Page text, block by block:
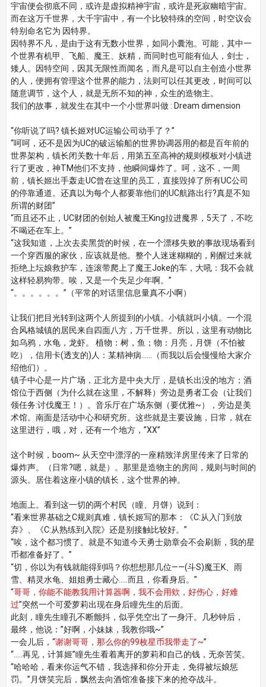
宇宙便会彻底不同，或许是虚拟精神宇宙，或许是死寂幽暗宇宙。
而在这万千世界，大千宇宙中，有一个比较特殊的空间，时空议会
特别命名它为 因特界。
因特界不凡，是由于这有无数小世界，如同小囊泡。可能，其中一
个世界有机甲、飞船、魔王、妖精，而同时也可能有仙人，剑士，
矮人。因特空间，因其无限性而闻名，而凡是可以自主创造小世界
的人，便拥有管理这个世界的能力，法则可以任其更改，时间可以
随意调节，这个人，就是无所不知的神，众生的造物主。
我们的故事，就发生在其中一个小世界叫做 : Dream dimension
“你听说了吗? 镇长姬对UC运输公司动手了？”
“呵呵，还不是因为UC的破运输船的世界协调器用的都是百年前的
世界架构，镇长闭关数十年后，用第五至高神的规则模板对小镇进
行了更改，神TM他们不支持，他瞬间爆炸了。呵，这不，一周
前，镇长姬出手轰走UC曾在这里的员工，直接毁掉了所有UC公司
的停靠通道。还真以为每个人都要靠他们的UC航路出行?真是不知
所谓的财团”
“而且还不止，UC财团的创始人被魔王King拉进魔界，5天了，不吃
不喝还在车上。”
“这我知道，上次去卖黑货的时候，在一个漂移失败的事故现场看到
一个穿西服的家伙，应该就是他。整个人迷迷糊糊的，刚醒过来就
拒绝上坛娘救护车，连滚带爬上了魔王Joke的车，大吼：我不会就
这样轻易狗带。唉，又是一个失足少年啊。”
“。。。。。。”（平常的对话里信息量真不小啊）
让我们把目光转到这两个人所提到的小镇。小镇就叫小镇。一个混
合风格城镇的居民来自四面八方，万千世界。所以，这里有动物比
如乌鸦，水龟，龙虾。 植物：树，鱼；物：月亮，月饼（不怕被
吃），信用卡(透支的)人：某精神病……（而我以后会慢慢给大家介
绍他们）。
镇子中心是一片广场，正北方是中央大厅，是镇长出没的地方；酒
馆位于西侧（为什么就在这里，不解释）旁边是勇者工会（让我们
领任务:讨伐魔王！）。音乐厅在广场东侧（要优雅~），旁边是美
术馆。南面是活动中心和研究所。这些就是主要设施，日常，就在
这里进行，哦，对，还有一个地方，”XX”
这个时候，boom~ 从天空中漂浮的一座精致洋房里传来了日常的
爆炸声。（日常?嗯，就是）。那里是造物主的房间，规则与时间的
源头。居住着这座小镇的镇长，这个世界的神。
地面上。看到这一切的两个村民（瞳、月饼）说到：
“看来世界基础之C规则真难，镇长姬写的那本：《C:从入门到放
弃》、《C:从熟练到入院》还是别接触比较好。”
“唉，这个都习惯了。就是不知道今天勇士勋章会不会刷新，我的星
币都准备好了。”
“切，你以为有钱就能得到吗？你想想那几位——(斗S)魔王K、雨
雪、精灵水龟、姐姐勇士藏心…..而且，你看身后。”
“哥哥，你能不能教我用计算器啊，我不会用欸，好伤心，好难
过”突然一个可爱萝莉出现在身后瞳先生的后面。
此刻，瞳先生瞳孔不断颤抖，似乎凭空出了一身汗。几秒钟后，
最终，他说：”好啊，小妹妹，我教你哦~”
一会儿后，“谢谢哥哥，那么你的99枚星币我带走了~”
“…..再见，计算姬”瞳先生看着离开的萝莉和自己的钱，无奈苦笑。
“哈哈哈，看来你运气不错，我选择和你分开走，免得被坛娘惩
罚。”月饼笑完后，飘然去向酒馆准备接下来的抢夺战斗。